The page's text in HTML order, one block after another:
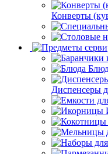
Конверты
Диспенсеры